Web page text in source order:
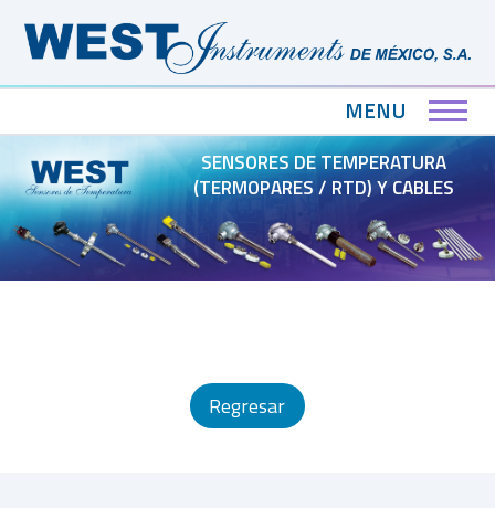
MENU
SENSORES DE TEMPERATURA
(TERMOPARES / RTD) Y CABLES
Regresar